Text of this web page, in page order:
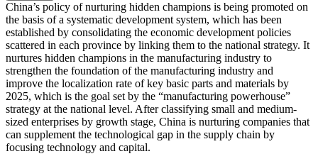
China’s policy of nurturing hidden champions is being promoted on
the basis of a systematic development system, which has been
established by consolidating the economic development policies
scattered in each province by linking them to the national strategy. It
nurtures hidden champions in the manufacturing industry to
strengthen the foundation of the manufacturing industry and
improve the localization rate of key basic parts and materials by
2025, which is the goal set by the “manufacturing powerhouse”
strategy at the national level. After classifying small and medium-
sized enterprises by growth stage, China is nurturing companies that
can supplement the technological gap in the supply chain by
focusing technology and capital.